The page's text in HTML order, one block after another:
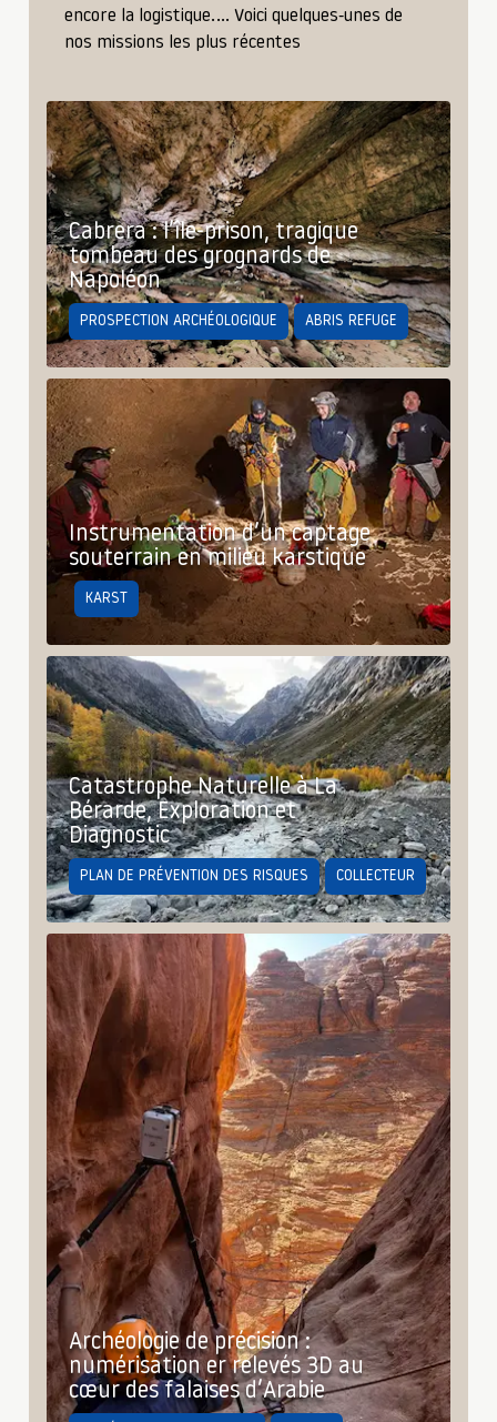
encore la logistique.… Voici quelques-unes de
nos missions les plus récentes
Cabrera : l’île-prison, tragique
tombeau des grognards de
Napoléon
PROSPECTION ARCHÉOLOGIQUE ABRIS REFUGE
Instrumentation d’un captage
souterrain en milieu karstique
KARST
Catastrophe Naturelle à La
Bérarde, Exploration et
Diagnostic
PLAN DE PRÉVENTION DES RISQUES COLLECTEUR
Archéologie de précision :
numérisation er relevés 3D au
cœur des falaises d’Arabie